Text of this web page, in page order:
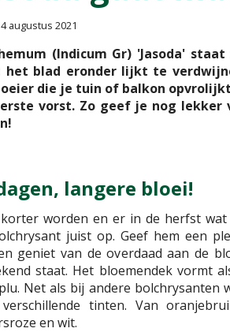
4 augustus 2021
(Indicum Gr) 'Jasoda'
het blad eronder lijkt te
die je tuin of balkon
vorst. Zo geef je nog lekker
langere bloei!
worden en er in de herfst
juist op. Geef hem een
geniet van de overdaad aan de
staat. Het bloemendek vormt
Net als bij andere bolchrysanten
tinten. Van
en wit.